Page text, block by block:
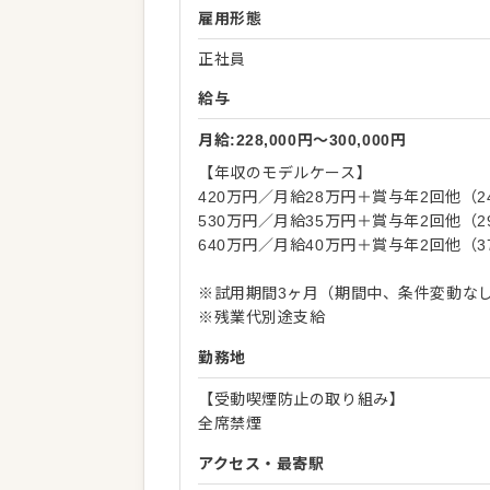
雇用形態
正社員
給与
月給:228,000円〜300,000円
【年収のモデルケース】
420万円／月給28万円＋賞与年2回他（
530万円／月給35万円＋賞与年2回他（
640万円／月給40万円＋賞与年2回他（
※試用期間3ヶ月（期間中、条件変動なし
※残業代別途支給
勤務地
【受動喫煙防止の取り組み】
全席禁煙
アクセス・最寄駅